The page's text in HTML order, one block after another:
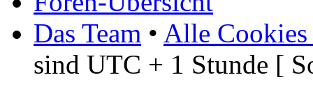
Das Team • Alle Cookies
sind UTC + 1 Stunde [